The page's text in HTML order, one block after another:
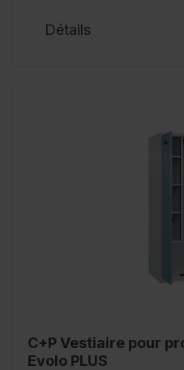
Détails
C+P Vestiaire pour
Evolo PLUS